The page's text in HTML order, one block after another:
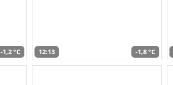
-1,2 °C 12:13 -1,8 °C